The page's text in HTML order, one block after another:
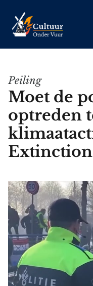
Peiling
Moet de
optreden